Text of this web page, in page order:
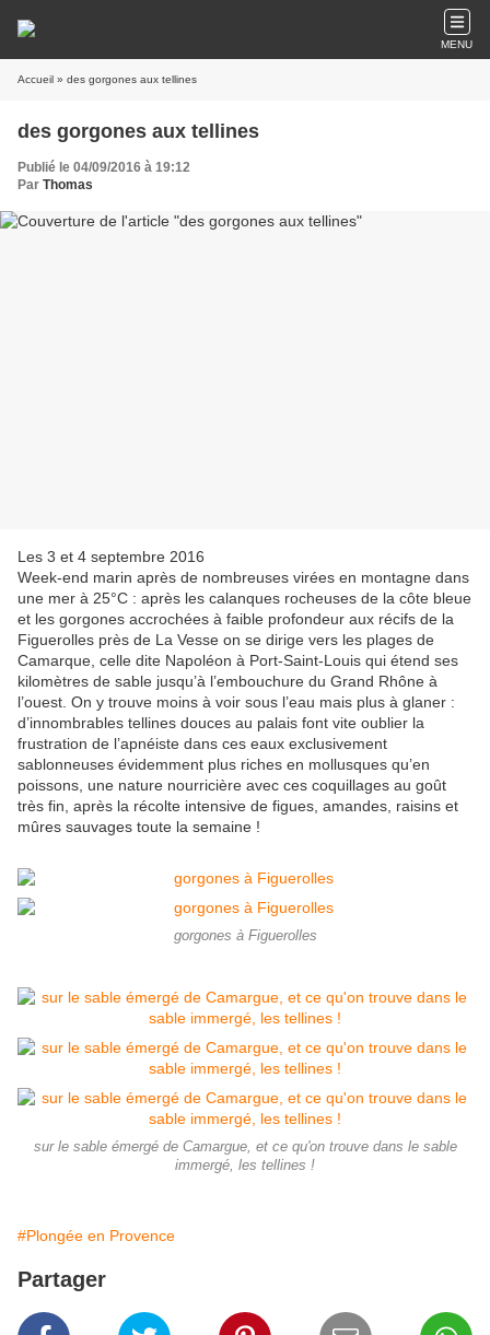
MENU
Accueil » des gorgones aux tellines
des gorgones aux tellines
Publié le 04/09/2016 à 19:12
Par Thomas
Les 3 et 4 septembre 2016
Week-end marin après de nombreuses virées en montagne dans
une mer à 25°C : après les calanques rocheuses de la côte bleue
et les gorgones accrochées à faible profondeur aux récifs de la
Figuerolles près de La Vesse on se dirige vers les plages de
Camarque, celle dite Napoléon à Port-Saint-Louis qui étend ses
kilomètres de sable jusqu’à l’embouchure du Grand Rhône à
l’ouest. On y trouve moins à voir sous l’eau mais plus à glaner :
d’innombrables tellines douces au palais font vite oublier la
frustration de l’apnéiste dans ces eaux exclusivement
sablonneuses évidemment plus riches en mollusques qu’en
poissons, une nature nourricière avec ces coquillages au goût
très fin, après la récolte intensive de figues, amandes, raisins et
mûres sauvages toute la semaine !
gorgones à Figuerolles
sur le sable émergé de Camargue, et ce qu'on trouve dans le sable
immergé, les tellines !
#Plongée en Provence
Partager